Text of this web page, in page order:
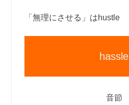
「無理にさせる」はhustle
hassle
音節